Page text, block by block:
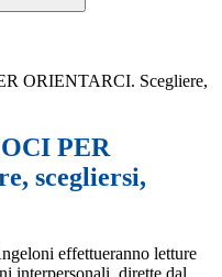
ORIENTARCI. Scegliere,
PER
scegliersi,
effettueranno letture